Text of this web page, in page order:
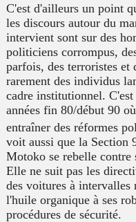
C'est d'ailleurs un point
les discours autour du
intervient sont sur des
politiciens corrompus,
parfois, des terroristes et
rarement des individus
cadre institutionnel.
années fin 80/début 90
entraîner des réformes
voit aussi que la Section
Motoko se rebelle contre
Elle ne suit pas les
des voitures à intervalles
l'huile organique à ses
procédures de sécurité.